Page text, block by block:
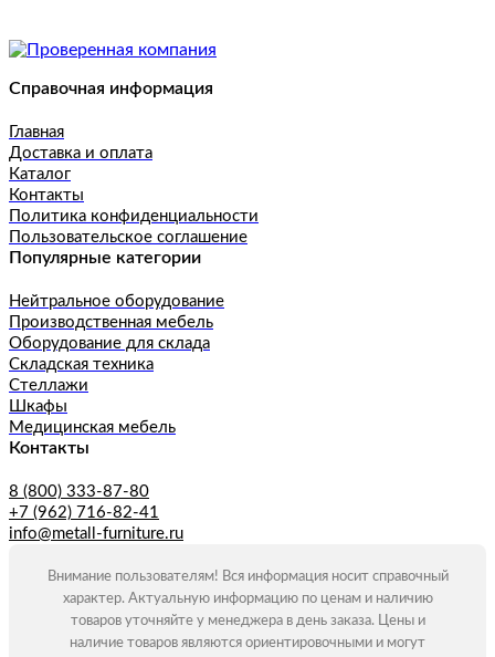
Справочная информация
Главная
Доставка и оплата
Каталог
Контакты
Политика конфиденциальности
Пользовательское соглашение
Популярные категории
Нейтральное оборудование
Производственная мебель
Оборудование для склада
Складская техника
Стеллажи
Шкафы
Медицинская мебель
Контакты
8 (800) 333-87-80
+7 (962) 716-82-41
info@metall-furniture.ru
Внимание пользователям! Вся информация носит справочный
характер. Актуальную информацию по ценам и наличию
товаров уточняйте у менеджера в день заказа. Цены и
наличие товаров являются ориентировочными и могут